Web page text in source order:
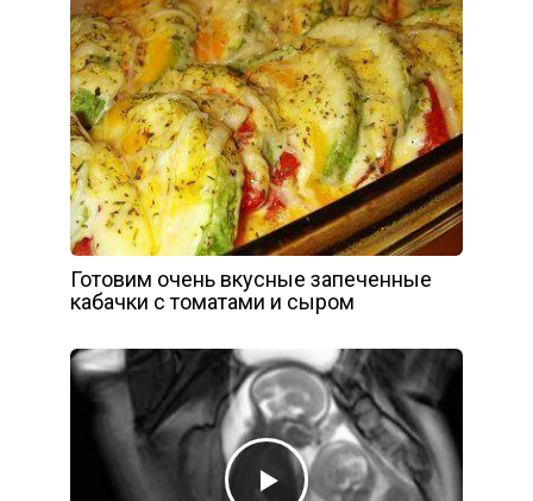
Готовим очень вкусные запеченные
кабачки с томатами и сыром